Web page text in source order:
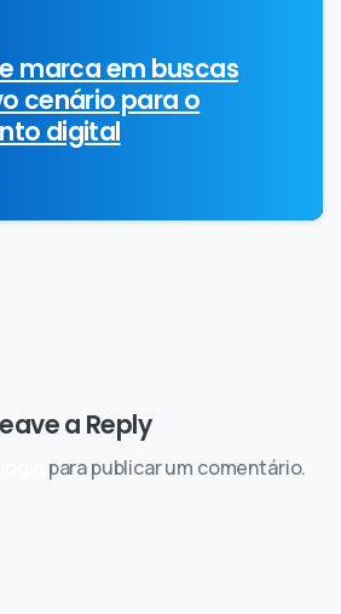
marca em buscas
cenário para o
digital
a Reply
para publicar um comentário.